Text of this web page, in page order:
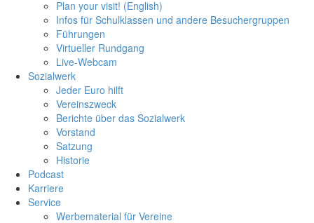
Plan your visit! (English)
Infos für Schulklassen und andere Besuchergruppen
Führungen
Virtueller Rundgang
Live-Webcam
Sozialwerk
Jeder Euro hilft
Vereinszweck
Berichte über das Sozialwerk
Vorstand
Satzung
Historie
Podcast
Karriere
Service
Werbematerial für Vereine